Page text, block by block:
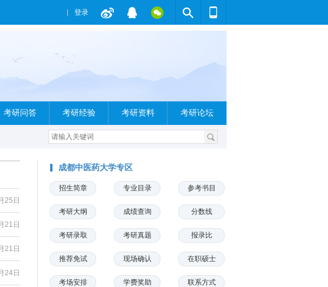
登录
考研问答 考研经验 考研资料 考研论坛
25日
21日
21日
24日
成都中医药大学专区
招生简章 专业目录 参考书目
考研大纲 成绩查询 分数线
考研录取 考研真题 报录比
推荐免试 现场确认 在职硕士
考场安排 学费奖助 联系方式